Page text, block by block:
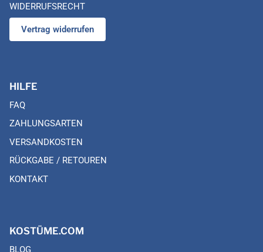
WIDERRUFSRECHT
Vertrag widerrufen
HILFE
FAQ
ZAHLUNGSARTEN
VERSANDKOSTEN
RÜCKGABE / RETOUREN
KONTAKT
KOSTÜME.COM
BLOG